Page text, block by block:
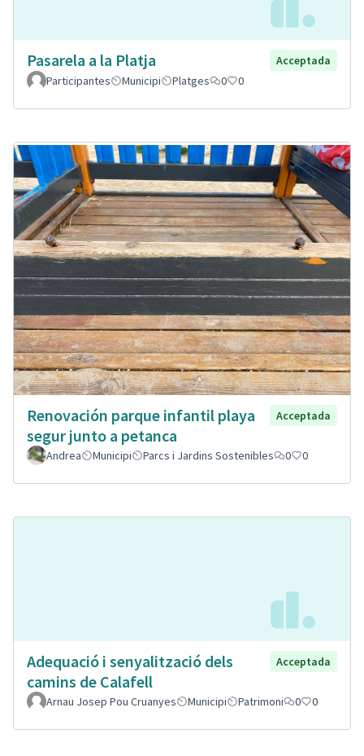
Pasarela a la Platja
Acceptada
Participantes
Municipi Platges 0 0
Renovación parque infantil playa
segur junto a petanca
Acceptada
Andrea Municipi Parcs i Jardins Sostenibles 0 0
Adequació i senyalització dels
camins de Calafell
Acceptada
Arnau Josep Pou Cruanyes Municipi Patrimoni 0 0